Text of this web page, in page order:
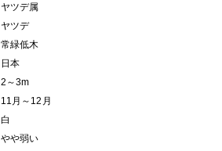
ヤツデ属
ヤツデ
常緑低木
日本
2～3m
11月～12月
白
やや弱い